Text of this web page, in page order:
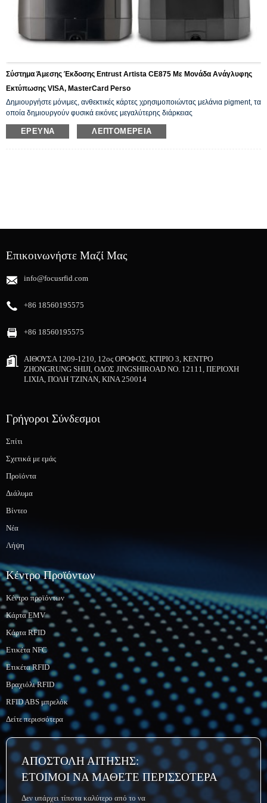
Σύστημα Άμεσης Έκδοσης Entrust Artista CE875 Με Μονάδα Ανάγλυφης
Εκτύπωσης VISA, MasterCard Perso
Δημιουργήστε μόνιμες, ανθεκτικές κάρτες χρησιμοποιώντας μελάνια pigment, τα
οποία δημιουργούν φυσικά εικόνες μεγαλύτερης διάρκειας
ΈΡΕΥΝΑ ΛΕΠΤΟΜΈΡΕΙΑ
Επικοινωνήστε Μαζί Μας
info@focusrfid.com
+86 18560195575
+86 18560195575
ΑΙΘΟΥΣΑ 1209-1210, 12ος ΟΡΟΦΟΣ, ΚΤΙΡΙΟ 3, ΚΕΝΤΡΟ
ZHONGRUNG SHIJI, ΟΔΟΣ JINGSHIROAD NO. 12111, ΠΕΡΙΟΧΗ
LIXIA, ΠΟΛΗ ΤΖΙΝΑΝ, ΚΙΝΑ 250014
Γρήγοροι Σύνδεσμοι
Σπίτι
Σχετικά με εμάς
Προϊόντα
Διάλυμα
Βίντεο
Νέα
Λήψη
Κέντρο Προϊόντων
Κέντρο προϊόντων
Κάρτα EMV
Κάρτα RFID
Ετικέτα NFC
Ετικέτα RFID
Βραχιόλι RFID
RFID ABS μπρελόκ
Δείτε περισσότερα
ΑΠΟΣΤΟΛΗ ΑΙΤΗΣΗΣ:
ΕΤΟΙΜΟΙ ΝΑ ΜΑΘΕΤΕ ΠΕΡΙΣΣΟΤΕΡΑ
Δεν υπάρχει τίποτα καλύτερο από το να